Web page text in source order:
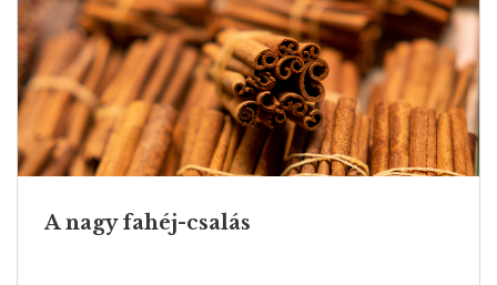
A nagy fahéj-csalás